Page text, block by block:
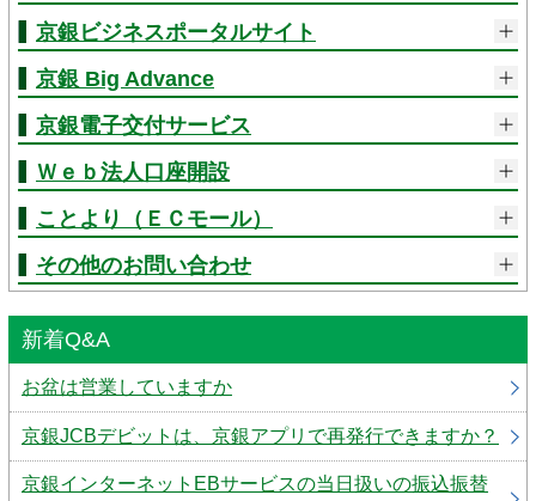
京銀ビジネスポータルサイト
京銀 Big Advance
京銀電子交付サービス
Ｗｅｂ法人口座開設
ことより（ＥＣモール）
その他のお問い合わせ
新着Q&A
お盆は営業していますか
京銀JCBデビットは、京銀アプリで再発行できますか？
京銀インターネットEBサービスの当日扱いの振込振替